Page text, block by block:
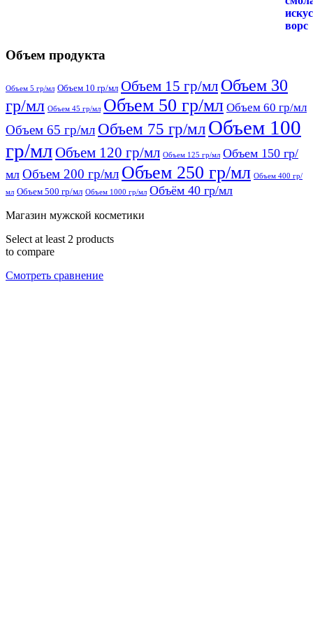
Объем продукта
Объем 5 гр/мл Объем 10 гр/мл Объем 15 гр/мл Объем 30
гр/мл Объем 45 гр/мл Объем 50 гр/мл Объем 60 гр/мл
Объем 65 гр/мл Объем 75 гр/мл Объем 100
гр/млОбъем 120 гр/мл Объем 125 гр/мл Объем 150 гр/
мл Объем 200 гр/мл Объем 250 гр/мл Объем 400 гр/
мл Объем 500 гр/мл Объем 1000 гр/мл Объём 40 гр/мл
Магазин мужской косметики
Select at least 2 products
to compare
Смотреть сравнение